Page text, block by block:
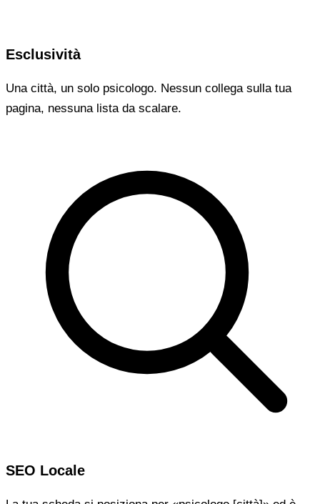
Esclusività
Una città, un solo psicologo. Nessun collega sulla tua
pagina, nessuna lista da scalare.
SEO Locale